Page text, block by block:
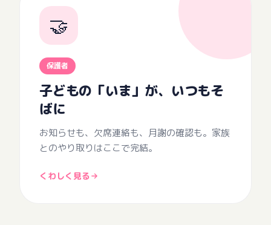
🤝
保護者
子どもの「いま」が、いつもそ
ばに
お知らせも、欠席連絡も、月謝の確認も。家族
とのやり取りはここで完結。
くわしく見る